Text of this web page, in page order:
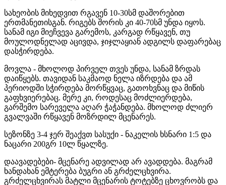
სახეობის მიხედვით რგავენ 10-30სმ დაშორებით
ერთმანეთისგან. რიგებს შორის კი 40-70სმ უნდა იყოს.
სანამ იგი მიეჩვევა გარემოს, კარგად რწყავენ, თუ
მოულოდნელად აცივდა, ჯიჯლაყიან ადგილს დაფარებაც
დასჭირდება.
მოვლა - მხოლოდ პირველ თვეს უნდა, სანამ ზრდას
დაიწყებს. თავიდან საკმაოდ ნელა იზრდება და ამ
პერიოდში სჭირდება მორწყვაც, გათოხვნაც და მიწის
გაფხვიერებაც. მერე კი, როდესაც მოძლიერდება,
გარშემო სარეველა აღარ ჭაჭანდება. მხოლოდ ძლიერ
გვალვაში რწყავენ მოზრდილ მცენარეს.
სეზონზე 3-4 ჯერ შეაქვთ სასუქი - ნაკელის ხსნარი 1:5 და
ნაცარი 200გრ 10ლ წყალზე.
დაავადებები- მცენარე ადვილად არ ავადდება. მაგრამ
ხანდახან ემტერება ბუგრი ან გრძელცხვირა.
გრძელცხვირას მატლი მცენარის ტოტებზე ცხოვრობს და